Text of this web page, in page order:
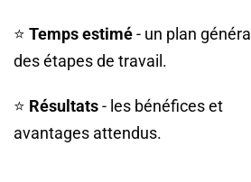
⭐ Temps estimé- un plan général
des étapes de travail.
⭐ Résultats- les bénéfices et
avantages attendus.